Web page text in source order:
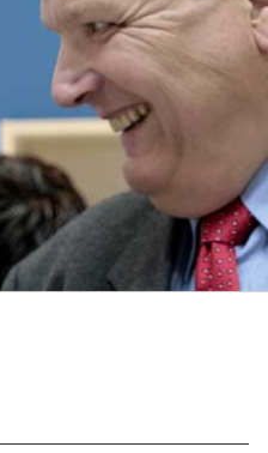
Hypnose
Virtuelle
Events